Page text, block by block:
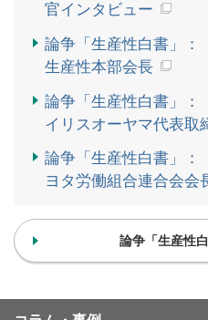
官インタビュー
論争「生産性白書」：
生産性本部会長
論争「生産性白書」：
イリスオーヤマ代表取
論争「生産性白書」：
ヨタ労働組合連合会会
論争「生産性